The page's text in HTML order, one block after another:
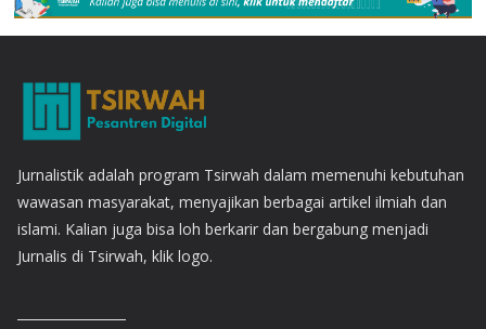
Jurnalistik adalah program Tsirwah dalam memenuhi kebutuhan
wawasan masyarakat, menyajikan berbagai artikel ilmiah dan
islami. Kalian juga bisa loh berkarir dan bergabung menjadi
Jurnalis di Tsirwah, klik logo.